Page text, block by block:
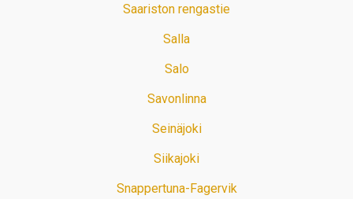
Saariston rengastie
Salla
Salo
Savonlinna
Seinäjoki
Siikajoki
Snappertuna-Fagervik